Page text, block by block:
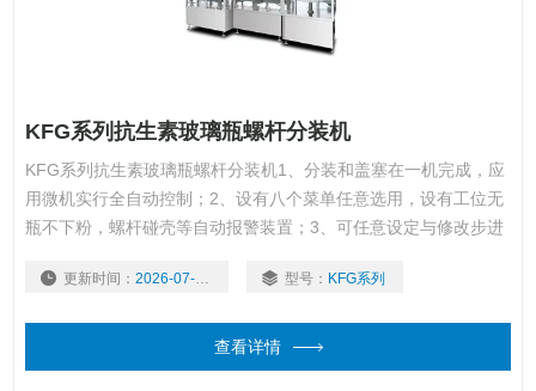
KFG系列抗生素玻璃瓶螺杆分装机
KFG系列抗生素玻璃瓶螺杆分装机1、分装和盖塞在一机完成，应
用微机实行全自动控制；2、设有八个菜单任意选用，设有工位无
瓶不下粉，螺杆碰壳等自动报警装置；3、可任意设定与修改步进
螺杆，解决粘性及流动性差之药粉的分装难点；5、需经常清洗的
更新时间： 2026-07-29 型号： KFG系列
查看详情